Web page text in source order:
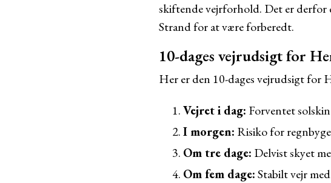
skiftende vejrforhold. Det er derfor
Strand for at være forberedt.
10-dages vejrudsigt for
Her er den 10-dages vejrudsigt for
Vejret i dag: Forventet
I morgen: Risiko for
Om tre dage: Delvist skyet
Om fem dage:Stabilt vejr